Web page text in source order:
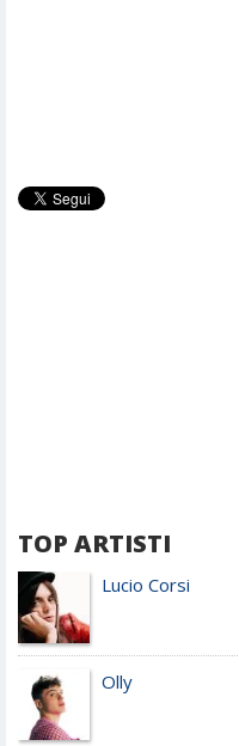
TOP ARTISTI
Lucio Corsi
Olly